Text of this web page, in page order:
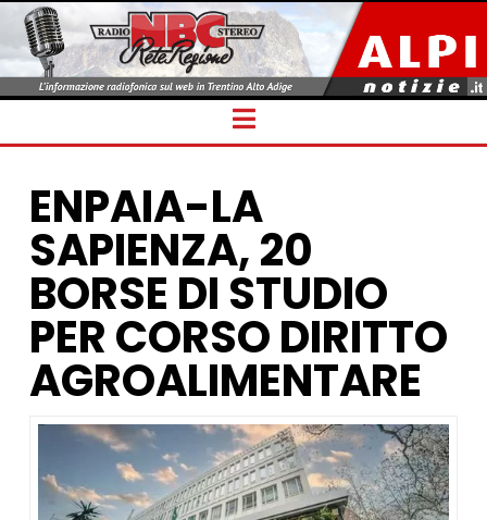
Navigation
ENPAIA-LA
SAPIENZA, 20
BORSE DI STUDIO
PER CORSO DIRITTO
AGROALIMENTARE